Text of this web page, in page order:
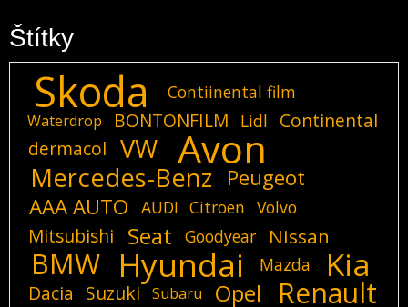
Štítky
Skoda Contiinental film
Waterdrop BONTONFILM Lidl
Continental
dermacol
VW Avon
Mercedes-Benz
Peugeot
AAA AUTO
AUDI Citroen Volvo
Mitsubishi Seat Goodyear Nissan
BMW Hyundai Mazda Kia
Dacia Suzuki Subaru Opel Renault